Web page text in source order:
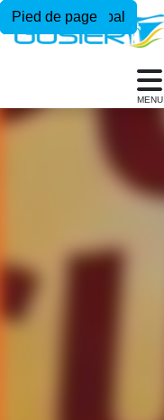
Menu principal
Contenu principal
Pied de page
MENU